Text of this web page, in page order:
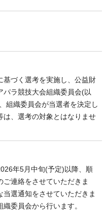
基づく選考を実施し、公益財
パラ競技大会組織委員会(以
組織委員会が当選者を決定し
は、選考の対象とはなりませ
年5月中旬(予定)以降、順
連絡をさせていただきま
選通知をさせていただきま
委員会から行います。